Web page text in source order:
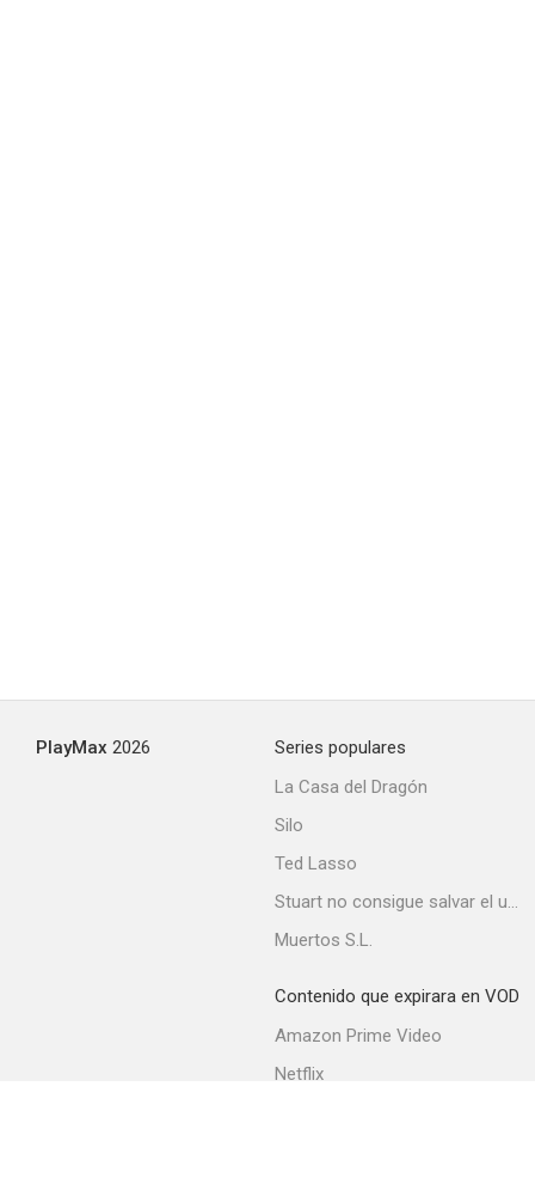
PlayMax 2026
Series populares
La Casa del Dragón
Silo
Ted Lasso
Stuart no consigue salvar el universo
Muertos S.L.
Contenido que expirara en VOD
Amazon Prime Video
Netflix